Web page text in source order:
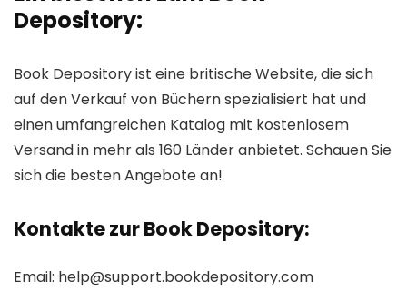
Depository:
Book Depository ist eine britische Website, die sich
auf den Verkauf von Büchern spezialisiert hat und
einen umfangreichen Katalog mit kostenlosem
Versand in mehr als 160 Länder anbietet. Schauen Sie
sich die besten Angebote an!
Kontakte zur Book Depository:
Email: help@support.bookdepository.com